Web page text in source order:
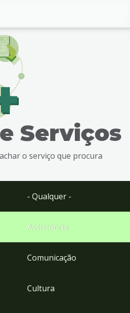
Serviços
o serviço que procura
- Qualquer -
Assistência
Comunicação
Cultura